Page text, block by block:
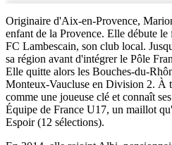
Originaire d'Aix-en-Provence,
enfant de la Provence. Elle débute
FC Lambescain, son club local.
sa région avant d'intégrer le Pôle
Elle quitte alors les Bouches-du-
Monteux-Vaucluse en Division 2. À
comme une joueuse clé et connaît
Équipe de France U17, un maillot
Espoir (12 sélections).